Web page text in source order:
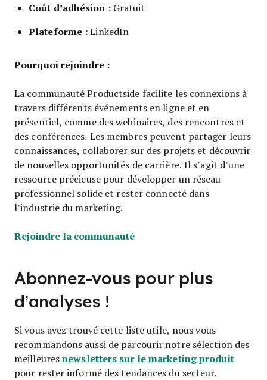
Coût d’adhésion :Gratuit
Plateforme :LinkedIn
Pourquoi rejoindre :
La communauté Productside facilite les connexions à
travers différents événements en ligne et en
présentiel, comme des webinaires, des rencontres et
des conférences. Les membres peuvent partager leurs
connaissances, collaborer sur des projets et découvrir
de nouvelles opportunités de carrière. Il s’agit d’une
ressource précieuse pour développer un réseau
professionnel solide et rester connecté dans
l’industrie du marketing.
Rejoindre la communautéOpens new window
Abonnez-vous pour plus
d’analyses !
Si vous avez trouvé cette liste utile, nous vous
recommandons aussi de parcourir notre sélection des
meilleuresnewsletters sur le marketing produit
pour rester informé des tendances du secteur.